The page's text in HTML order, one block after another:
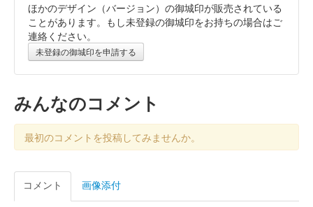
霞城（沼田城）御城印 旧暦（睦月）2026年版
販売終了
沼田城跡 御城印 昭和百年 十二月版
販売終了
沼田城跡 御城印
ほかのデザイン（バージョン）の御城印が販売されている
ことがあります。もし未登録の御城印をお持ちの場合はご
連絡ください。
未登録の御城印を申請する
みんなのコメント
最初のコメントを投稿してみませんか。
コメント 画像添付